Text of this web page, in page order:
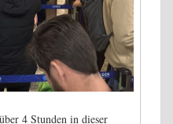
4 Stunden in dieser